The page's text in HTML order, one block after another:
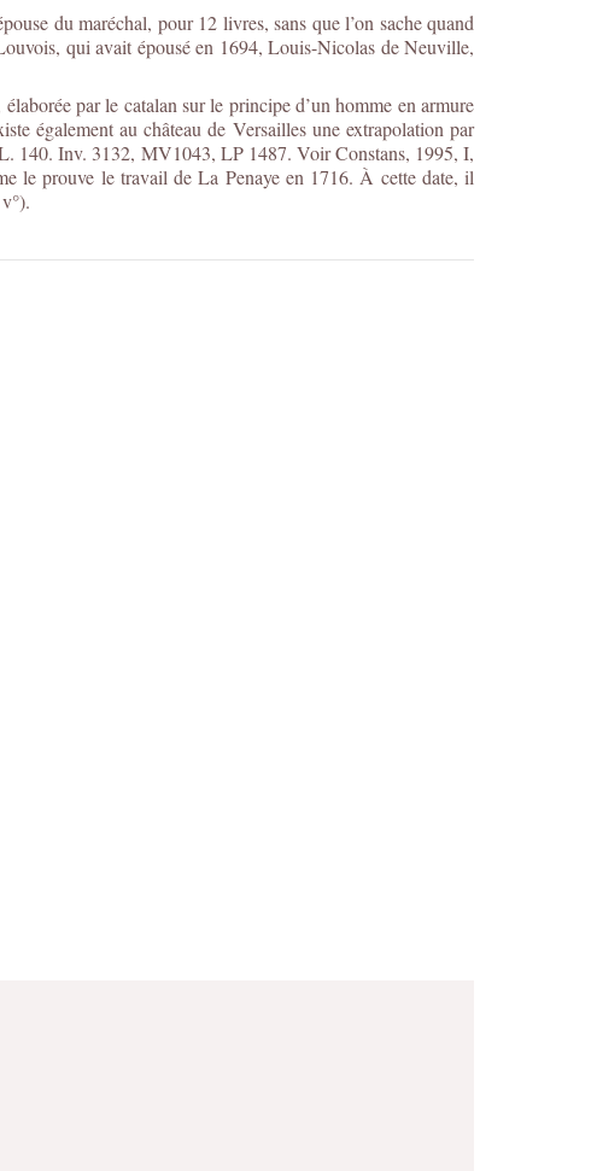
du maréchal, pour 12 livres, sans que l’on sache quand
qui avait épousé en 1694, Louis-Nicolas de Neuville,
par le catalan sur le principe d’un homme en armure
également au château de Versailles une extrapolation par
140. Inv. 3132, MV1043, LP 1487. Voir Constans, 1995, I,
le prouve le travail de La Penaye en 1716. À cette date, il